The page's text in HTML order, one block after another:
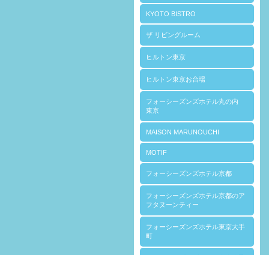
KYOTO BISTRO
ザ リビングルーム
ヒルトン東京
ヒルトン東京お台場
フォーシーズンズホテル丸の内
東京
MAISON MARUNOUCHI
MOTIF
フォーシーズンズホテル京都
フォーシーズンズホテル京都のア
フタヌーンティー
フォーシーズンズホテル東京大手
町